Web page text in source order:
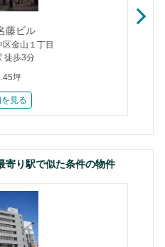
藤ビル
金山１丁目
徒歩3分
坪
見る
寄り駅で似た条件の物件